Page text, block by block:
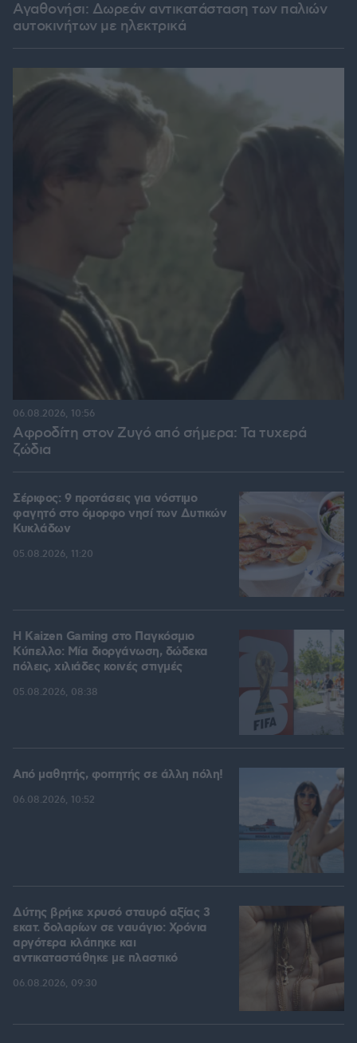
Αγαθονήσι: Δωρεάν αντικατάσταση των παλιών
αυτοκινήτων με ηλεκτρικά
Αφροδίτη στον Ζυγό από σήμερα: Τα τυχερά
ζώδια
06.08.2026, 10:56
Σέριφος: 9 προτάσεις για νόστιμο
φαγητό στο όμορφο νησί των Δυτικών
Κυκλάδων
05.08.2026, 11:20
H Kaizen Gaming στο Παγκόσμιο
Kύπελλο: Μία διοργάνωση, δώδεκα
πόλεις, χιλιάδες κοινές στιγμές
05.08.2026, 08:38
Από μαθητής, φοιτητής σε άλλη πόλη!
06.08.2026, 10:52
Δύτης βρήκε χρυσό σταυρό αξίας 3
εκατ. δολαρίων σε ναυάγιο: Χρόνια
αργότερα κλάπηκε και
αντικαταστάθηκε με πλαστικό
06.08.2026, 09:30